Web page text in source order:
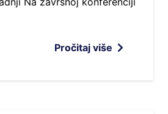
Pročitaj više